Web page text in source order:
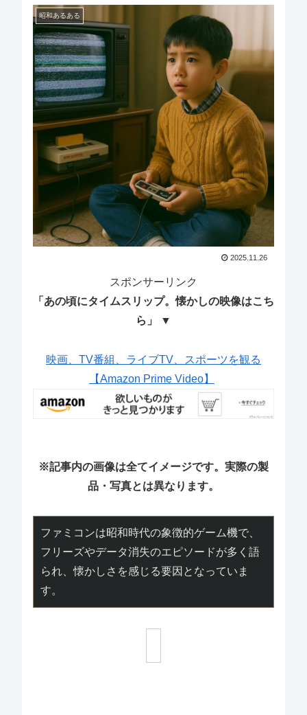
昭和あるある
2025.11.26
スポンサーリンク
「あの頃にタイムスリップ。懐かしの映像はこち
ら」 ▼
映画、TV番組、ライブTV、スポーツを観る
【Amazon Prime Video】
※記事内の画像は全てイメージです。実際の製
品・写真とは異なります。
ファミコンは昭和時代の象徴的ゲーム機で、
フリーズやデータ消失のエピソードが多く語
られ、懐かしさを感じる要因となっていま
す。